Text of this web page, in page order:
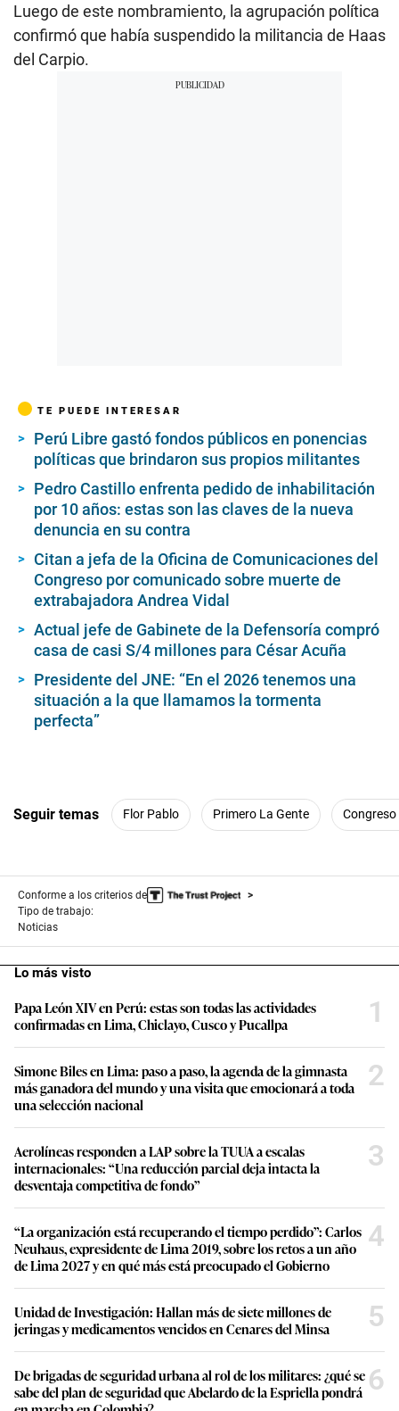
Luego de este nombramiento, la agrupación política
confirmó que había suspendido la militancia de Haas
del Carpio.
TE PUEDE INTERESAR
Perú Libre gastó fondos públicos en ponencias
políticas que brindaron sus propios militantes
Pedro Castillo enfrenta pedido de inhabilitación
por 10 años: estas son las claves de la nueva
denuncia en su contra
Citan a jefa de la Oficina de Comunicaciones del
Congreso por comunicado sobre muerte de
extrabajadora Andrea Vidal
Actual jefe de Gabinete de la Defensoría compró
casa de casi S/4 millones para César Acuña
Presidente del JNE: “En el 2026 tenemos una
situación a la que llamamos la tormenta
perfecta”
Seguir temas Flor Pablo Primero La Gente Congreso
Conforme a los criterios de
Tipo de trabajo:
Noticias
Lo más visto
Papa León XIV en Perú: estas son todas las actividades
confirmadas en Lima, Chiclayo, Cusco y Pucallpa
1
Simone Biles en Lima: paso a paso, la agenda de la gimnasta
más ganadora del mundo y una visita que emocionará a toda
una selección nacional
2
Aerolíneas responden a LAP sobre la TUUA a escalas
internacionales: “Una reducción parcial deja intacta la
desventaja competitiva de fondo”
3
“La organización está recuperando el tiempo perdido”: Carlos
Neuhaus, expresidente de Lima 2019, sobre los retos a un año
de Lima 2027 y en qué más está preocupado el Gobierno
4
Unidad de Investigación: Hallan más de siete millones de
jeringas y medicamentos vencidos en Cenares del Minsa
5
De brigadas de seguridad urbana al rol de los militares: ¿qué se
sabe del plan de seguridad que Abelardo de la Espriella pondrá 6